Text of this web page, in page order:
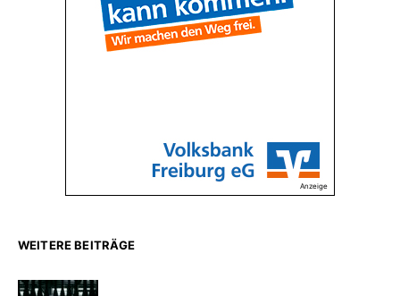
Anzeige
WEITERE BEITRÄGE